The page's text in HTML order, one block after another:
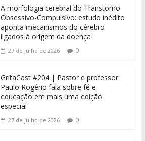
A morfologia cerebral do Transtorno
Obsessivo-Compulsivo: estudo inédito
aponta mecanismos do cérebro
ligados à origem da doença
27 de julho de 2026 0
GritaCast #204 | Pastor e professor
Paulo Rogério fala sobre fé e
educação em mais uma edição
especial
27 de julho de 2026 0